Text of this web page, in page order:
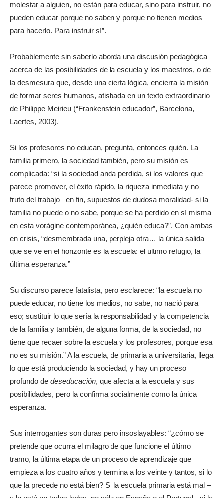
molestar a alguien, no están para educar, sino para instruir, no
pueden educar porque no saben y porque no tienen medios
para hacerlo. Para instruir sí”.
Probablemente sin saberlo aborda una discusión pedagógica
acerca de las posibilidades de la escuela y los maestros, o de
la desmesura que, desde una cierta lógica, encierra la misión
de formar seres humanos, atisbada en un texto extraordinario
de Philippe Meirieu (“Frankenstein educador”, Barcelona,
Laertes, 2003).
Si los profesores no educan, pregunta, entonces quién. La
familia primero, la sociedad también, pero su misión es
complicada: “si la sociedad anda perdida, si los valores que
parece promover, el éxito rápido, la riqueza inmediata y no
fruto del trabajo –en fin, supuestos de dudosa moralidad- si la
familia no puede o no sabe, porque se ha perdido en sí misma
en esta vorágine contemporánea, ¿quién educa?”. Con ambas
en crisis, “desmembrada una, perpleja otra… la única salida
que se ve en el horizonte es la escuela: el último refugio, la
última esperanza.”
Su discurso parece fatalista, pero esclarece: “la escuela no
puede educar, no tiene los medios, no sabe, no nació para
eso; sustituir lo que sería la responsabilidad y la competencia
de la familia y también, de alguna forma, de la sociedad, no
tiene que recaer sobre la escuela y los profesores, porque esa
no es su misión.” A la escuela, de primaria a universitaria, llega
lo que está produciendo la sociedad, y hay un proceso
profundo de deseducación, que afecta a la escuela y sus
posibilidades, pero la confirma socialmente como la única
esperanza.
Sus interrogantes son duras pero insoslayables: “¿cómo se
pretende que ocurra el milagro de que funcione el último
tramo, la última etapa de un proceso de aprendizaje que
empieza a los cuatro años y termina a los veinte y tantos, si lo
que la precede no está bien? Si la escuela primaria está mal –